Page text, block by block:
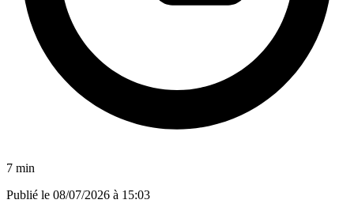
7 min
Publié le 08/07/2026 à 15:03